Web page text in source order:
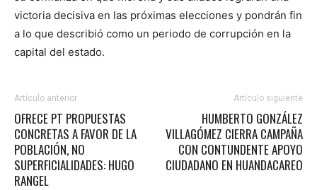
victoria decisiva en las próximas elecciones y pondrán fin
a lo que describió como un periodo de corrupción en la
capital del estado.
Artículo anterior
OFRECE PT PROPUESTAS
CONCRETAS A FAVOR DE LA
POBLACIÓN, NO
SUPERFICIALIDADES: HUGO
RANGEL
Artículo siguiente
HUMBERTO GONZÁLEZ
VILLAGÓMEZ CIERRA CAMPAÑA
CON CONTUNDENTE APOYO
CIUDADANO EN HUANDACAREO